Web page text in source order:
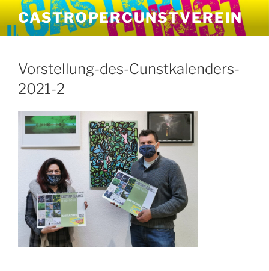
Inhalt
springen
CASTROPERCUNSTVEREIN
Vorstellung-des-Cunstkalenders-
2021-2